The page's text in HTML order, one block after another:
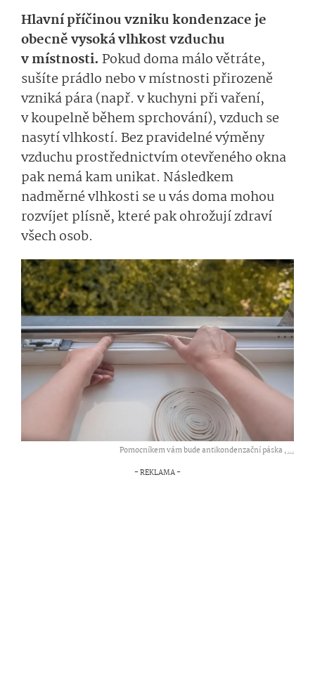
Hlavní příčinou vzniku kondenzace je
obecně vysoká vlhkost vzduchu
v místnosti. Pokud doma málo větráte,
sušíte prádlo nebo v místnosti přirozeně
vzniká pára (např. v kuchyni při vaření,
v koupelně během sprchování), vzduch se
nasytí vlhkostí. Bez pravidelné výměny
vzduchu prostřednictvím otevřeného okna
pak nemá kam unikat. Následkem
nadměrné vlhkosti se u vás doma mohou
rozvíjet plísně, které pak ohrožují zdraví
všech osob.
Pomocníkem vám bude antikondenzační páska ,...